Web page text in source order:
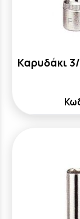
Καρυδάκι